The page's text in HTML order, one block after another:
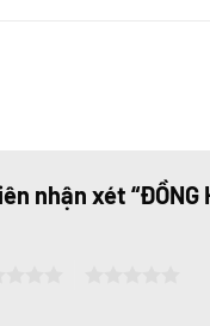
nhận xét “ĐỒNG